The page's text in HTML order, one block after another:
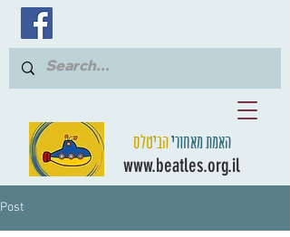
האמת מאחוריהביטלס
www.beatles.org.il
Post